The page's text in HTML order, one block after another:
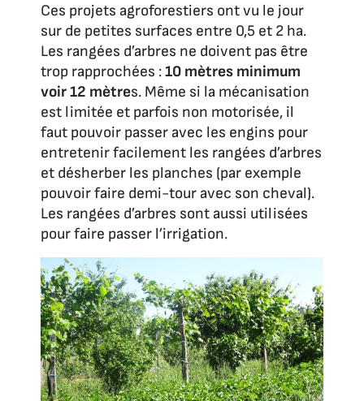
Ces projets agroforestiers ont vu le jour
sur de petites surfaces entre 0,5 et 2 ha.
Les rangées d’arbres ne doivent pas être
trop rapprochées :10 mètres minimum
voir 12 mètres. Même si la mécanisation
est limitée et parfois non motorisée, il
faut pouvoir passer avec les engins pour
entretenir facilement les rangées d’arbres
et désherber les planches (par exemple
pouvoir faire demi-tour avec son cheval).
Les rangées d’arbres sont aussi utilisées
pour faire passer l’irrigation.